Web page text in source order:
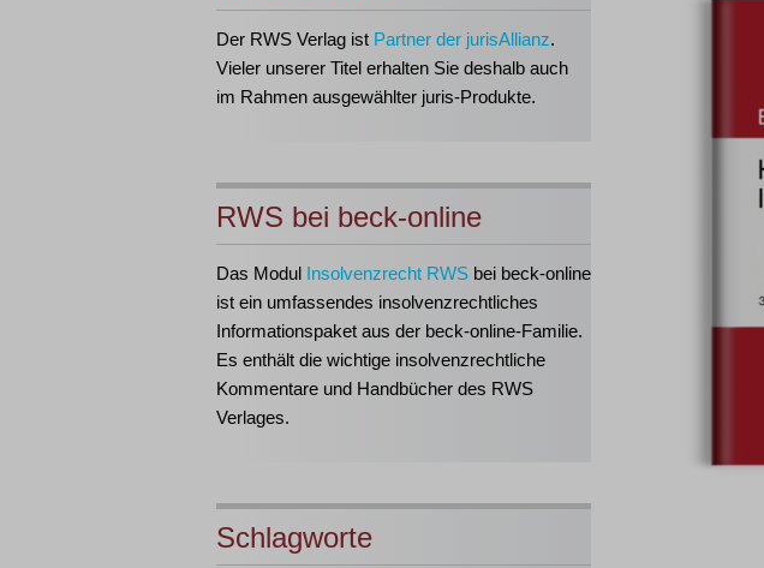
Der RWS Verlag ist Partner der jurisAllianz.
Vieler unserer Titel erhalten Sie deshalb auch
im Rahmen ausgewählter juris-Produkte.
RWS bei beck-online
Das Modul Insolvenzrecht RWS bei beck-online
ist ein umfassendes insolvenzrechtliches
Informationspaket aus der beck-online-Familie.
Es enthält die wichtige insolvenzrechtliche
Kommentare und Handbücher des RWS
Verlages.
Schlagworte